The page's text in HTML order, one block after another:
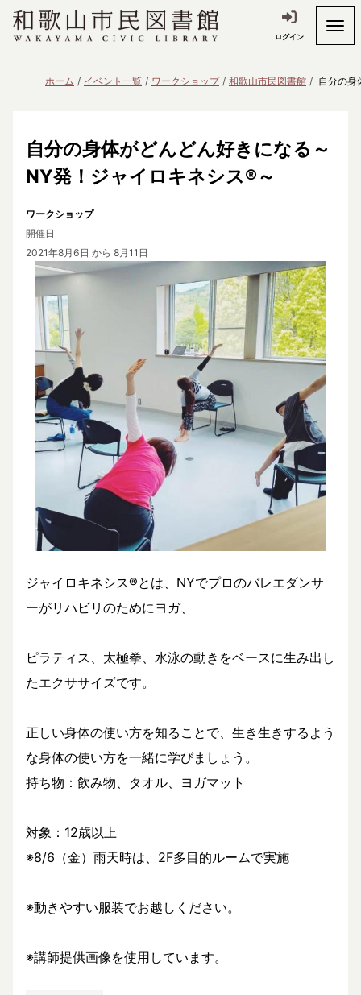
ログイン
ホーム イベント一覧 ワークショップ 和歌山市民図書館 自分の身
自分の身体がどんどん好きになる～
NY発！ジャイロキネシス®～
ワークショップ
開催日
2021年8月6日 から 8月11日
ジャイロキネシス®とは、NYでプロのバレエダンサ
ーがリハビリのためにヨガ、
ピラティス、太極拳、水泳の動きをベースに生み出し
たエクササイズです。
正しい身体の使い方を知ることで、生き生きするよう
な身体の使い方を一緒に学びましょう。
持ち物：飲み物、タオル、ヨガマット
対象：12歳以上
※8/6（金）雨天時は、2F多目的ルームで実施
※動きやすい服装でお越しください。
※講師提供画像を使用しています。